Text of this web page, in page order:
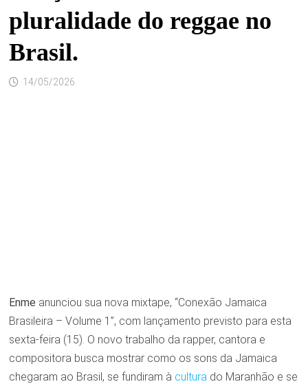
pluralidade do reggae no
Brasil.
14/05/2026
Enme anunciou sua nova mixtape, “Conexão Jamaica
Brasileira – Volume 1”, com lançamento previsto para esta
sexta-feira (15). O novo trabalho da rapper, cantora e
compositora busca mostrar como os sons da Jamaica
chegaram ao Brasil, se fundiram à culturado Maranhão e se